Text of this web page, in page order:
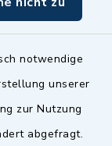
notwendige
unserer
zur Nutzung
abgefragt.